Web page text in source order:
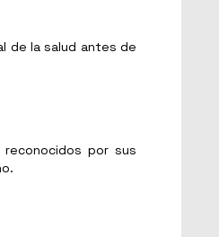
de la salud antes de
por sus